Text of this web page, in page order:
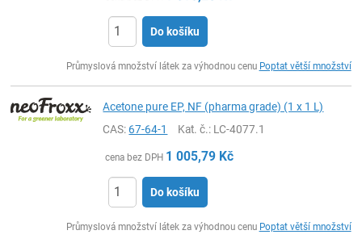
Do košíku
Průmyslová množství látek za výhodnou cenu Poptat větší množství
Acetone pure EP, NF (pharma grade) (1 x 1 L)
CAS:67-64-1 Kat. č.: LC-4077.1
cena bez DPH 1 005,79 Kč
Do košíku
Průmyslová množství látek za výhodnou cenu Poptat větší množství